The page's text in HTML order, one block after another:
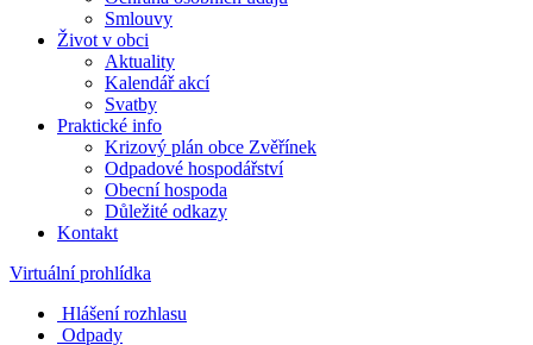
Smlouvy
Život v obci
Aktuality
Kalendář akcí
Svatby
Praktické info
Krizový plán obce Zvěřínek
Odpadové hospodářství
Obecní hospoda
Důležité odkazy
Kontakt
Virtuální prohlídka
Hlášení rozhlasu
Odpady